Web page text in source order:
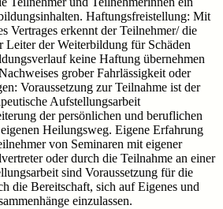
Haftungsfreistellung: Mit
Vertrages erkennt der Teilnehmer/ die
Leiter der Weiterbildung für Schäden
keine Haftung übernehmen
grober Fahrlässigkeit oder
Voraussetzung zur Teilnahme ist der
Aufstellungsarbeit
der persönlichen und beruflichen
Heilungsweg. Eigene Erfahrung
von Seminaren mit eigener
oder durch die Teilnahme an einer
sind Voraussetzung für die
die Bereitschaft, sich auf Eigenes und
einzulassen.